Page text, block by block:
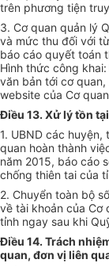
trên phương tiện
3. Cơ quan quản lý
và mức thu đối với
báo cáo quyết toán
Hình thức công khai
văn bản tới cơ
website của Cơ
Điều 13. Xử lý tồn
1. UBND các
quan hoàn thành
năm 2015, báo cáo
chống thiên tai của
2. Chuyển toàn bộ
về tài khoản của Cơ
tỉnh ngay sau khi
Điều 14. Trách
quan, đơn vị liên